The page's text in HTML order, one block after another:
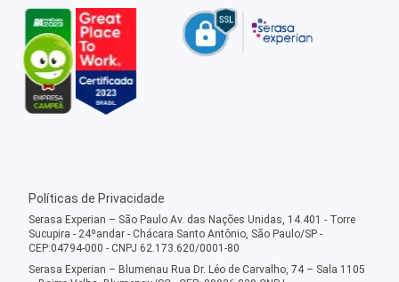
Políticas de Privacidade
Serasa Experian – São Paulo Av. das Nações Unidas, 14.401 - Torre
Sucupira - 24ºandar - Chácara Santo Antônio, São Paulo/SP -
CEP:04794-000 - CNPJ 62.173.620/0001-80
Serasa Experian – Blumenau Rua Dr. Léo de Carvalho, 74 – Sala 1105